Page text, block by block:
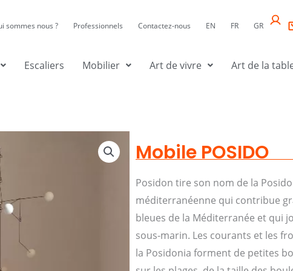
sommes nous ? Professionnels Contactez-nous EN FR GR
Escaliers Mobilier Art de vivre Art de la
Mobile POSIDO
Posidon tire son nom de la
méditerranéenne qui contribue
bleues de la Méditerranée et qui
sous-marin. Les courants et les
la Posidonia forment de petites